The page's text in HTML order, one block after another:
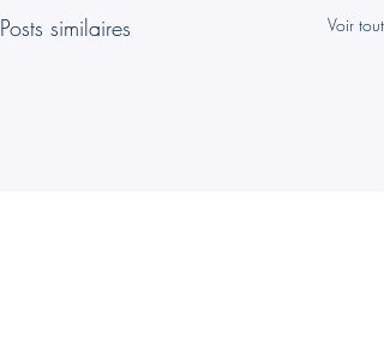
Posts similaires Voir tout